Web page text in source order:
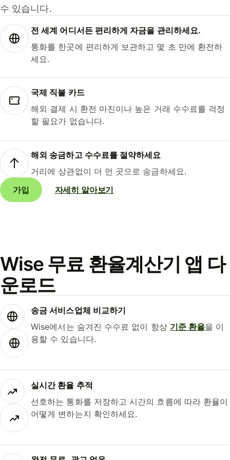
수 있습니다.
전 세계 어디서든 편리하게 자금을 관리하세요.
통화를 한곳에 편리하게 보관하고 몇 초 만에 환전하
세요.
국제 직불 카드
해외 결제 시 환전 마진이나 높은 거래 수수료를 걱정
할 필요가 없습니다.
해외 송금하고 수수료를 절약하세요
거리에 상관없이 더 먼 곳으로 송금하세요.
가입
자세히 알아보기
Wise 무료 환율계산기 앱 다
운로드
송금 서비스업체 비교하기
Wise에서는 숨겨진 수수료 없이 항상 기준 환율을 이
용할 수 있습니다.
실시간 환율 추적
선호하는 통화를 저장하고 시간의 흐름에 따라 환율이
어떻게 변하는지 확인하세요.